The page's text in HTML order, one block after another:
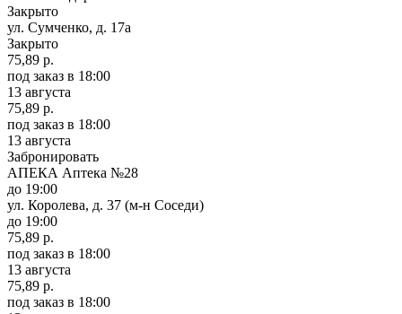
Закрыто
ул. Сумченко, д. 17а
Закрыто
75,89 р.
под заказ в 18:00
13 августа
75,89 р.
под заказ в 18:00
13 августа
Забронировать
АПЕКА Аптека №28
до 19:00
ул. Королева, д. 37 (м-н Соседи)
до 19:00
75,89 р.
под заказ в 18:00
13 августа
75,89 р.
под заказ в 18:00